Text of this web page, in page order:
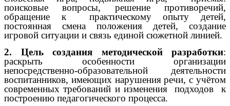
поисковые вопросы, решение противоречий,
обращение к практическому опыту детей,
постоянная смена положения детей, создание
игровой ситуации и связь единой сюжетной линией.
2. Цель создания методической разработки:
раскрыть особенности организации
непосредственно-образовательной деятельности
воспитанников, имеющих нарушения речи, с учётом
современных требований и изменения подходов к
построению педагогического процесса.